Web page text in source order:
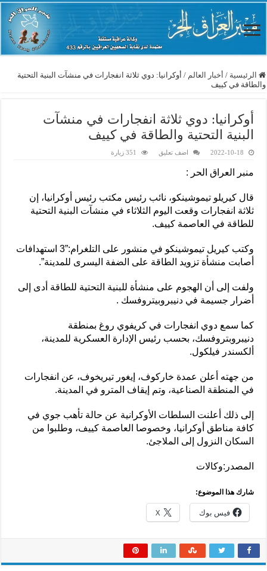
الرئيسية / أخبار العالم / أوكرانيا: دوي ثلاثة انفجارات في منشآت البنية التحتية
والطاقة في كييف
أوكرانيا: دوي ثلاثة انفجارات في منشآت
البنية التحتية والطاقة في كييف
2022-10-18 اضف تعليق 351 زيارة
منبر العراق الحر :
قال كيريلو تيموشينكو، نائب رئيس مكتب رئيس أوكرانيا، إن
ثلاثة انفجارات وقعت اليوم الثلاثاء في منشآت البنية التحتية
للطاقة في العاصمة كييف.
وكتب كيريل تيموشينكو في منشور على التلغرام:”3 استهدافات
أصابت منشأة تزويد الطاقة على الضفة اليسرى للمدينة”.
ولفت إلى أن الهجوم على منشأة للبنية التحتية للطاقة أدى إلى
أضرار جسيمة في دنيبروبيتروفسك .
كما سمع دوي انفجارات في كريفوي روغ بمنطقة
دنيبروبتروفسك، بحسب رئيس الإدارة العسكرية للمدينة،
ألكسندر فيلكول.
من جهته أعلن عمدة خاركوف، إيغور تيريخوف، عن انفجارات
في المنطقة الصناعية، وتم إيقاف المترو في المدينة.
إلى ذلك أعلنت السلطات الأوكرانية عن حالة تأهب جوي في
كافة مناطق أوكرانيا، وخصوصا العاصمة كييف، وطلبوا من
السكان النزول إلى الملاجئ.
المصدر:وكالات
شارك هذا الموضوع:
فيس بوك X